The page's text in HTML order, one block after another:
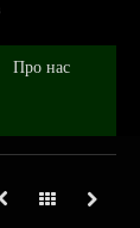
Про нас